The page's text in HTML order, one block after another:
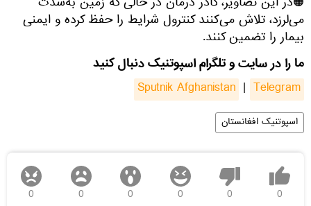
می‌لرزد، تلاش می‌کنند کنترول شرایط را حفظ کرده و ایمنی
بیمار را تضمین کنند.
ما را در سایت و تلگرام اسپوتنیک دنبال کنید
Sputnik Afghanistan | Telegram
اسپوتنیک افغانستان
0
0
0
0
0
0